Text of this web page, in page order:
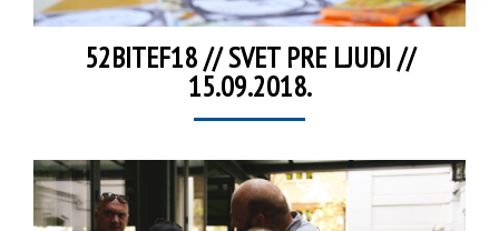
52BITEF18 // SVET PRE LJUDI //
15.09.2018.